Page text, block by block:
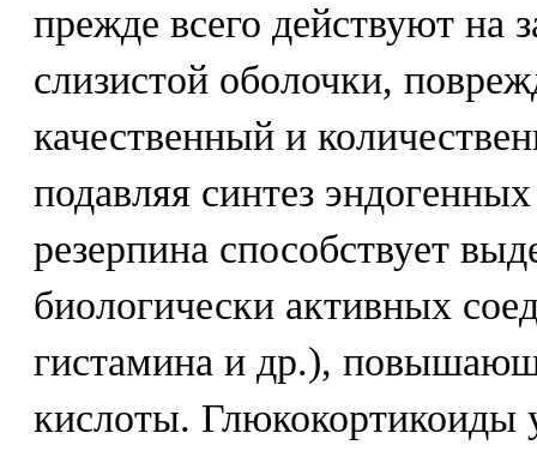
прежде всего действуют на
слизистой оболочки,
качественный и
подавляя синтез
резерпина способствует
биологически активных
гистамина и др.),
кислоты.